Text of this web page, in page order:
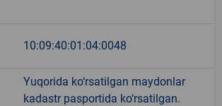
10:09:40:01:04:0048
Yuqorida ko‘rsatilgan maydonlar
kadastr pasportida ko‘rsatilgan.